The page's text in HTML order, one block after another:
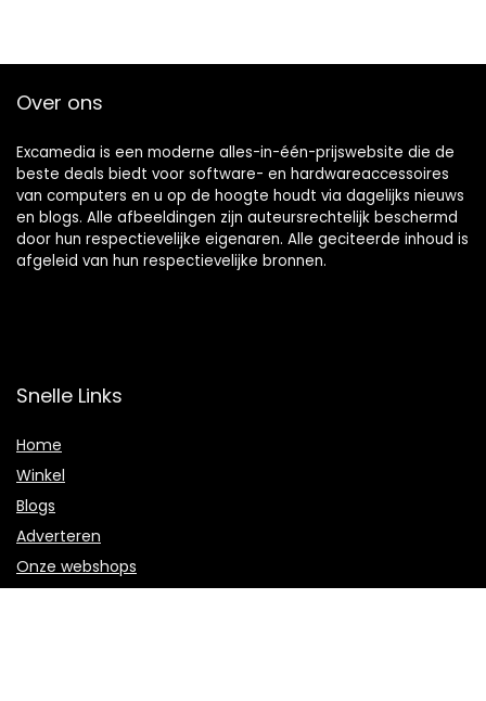
Over ons
Excamedia is een moderne alles-in-één-prijswebsite die de
beste deals biedt voor software- en hardwareaccessoires
van computers en u op de hoogte houdt via dagelijks nieuws
en blogs. Alle afbeeldingen zijn auteursrechtelijk beschermd
door hun respectievelijke eigenaren. Alle geciteerde inhoud is
afgeleid van hun respectievelijke bronnen.
Snelle Links
Home
Winkel
Blogs
Adverteren
Onze webshops